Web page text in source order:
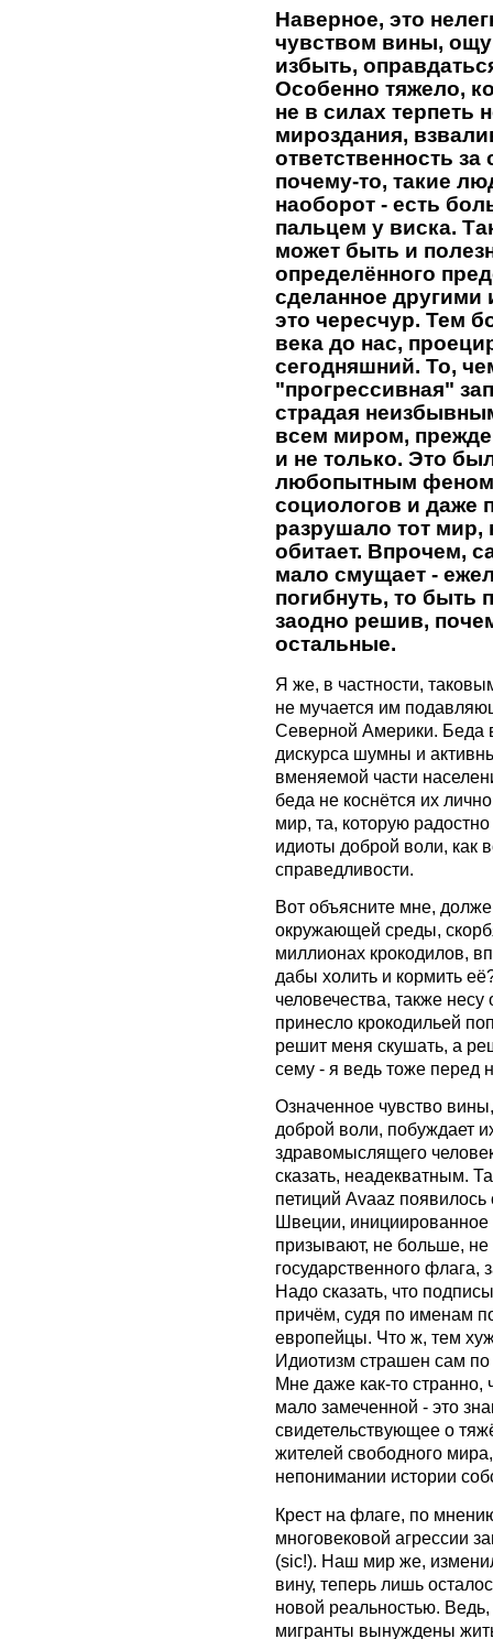
Наверное, это
чувством вины,
избыть,
Особенно тяжело,
не в силах терпеть
мироздания,
ответственность
почему-то, такие
наоборот - есть
пальцем у виска.
может быть и
определённого
сделанное другими
это чересчур. Тем
века до нас,
сегодняшний. То,
"прогрессивная"
страдая
всем миром, прежде
и не только. Это
любопытным
социологов и даже
разрушало тот мир,
обитает. Впрочем,
мало смущает -
погибнуть, то быть
заодно решив,
остальные.
Я же, в частности,
не мучается им
Северной Америки. Беда
дискурса шумны и
вменяемой части
беда не коснётся их
мир, та, которую
идиоты доброй воли, как
справедливости.
Вот объясните мне,
окружающей среды,
миллионах крокодилов,
дабы холить и кормить
человечества, также
принесло крокодильей
решит меня скушать, а
сему - я ведь тоже перед
Означенное чувство
доброй воли, побуждает
здравомыслящего
сказать, неадекватным.
петиций Avaaz
Швеции, инициированное
призывают, не больше, не
государственного флага,
Надо сказать, что
причём, судя по именам
европейцы. Что ж, тем
Идиотизм страшен сам
Мне даже как-то странно,
мало замеченной - это
свидетельствующее о
жителей свободного
непонимании истории
Крест на флаге, по
многовековой агрессии
(sic!). Наш мир же,
вину, теперь лишь
новой реальностью.
мигранты вынуждены